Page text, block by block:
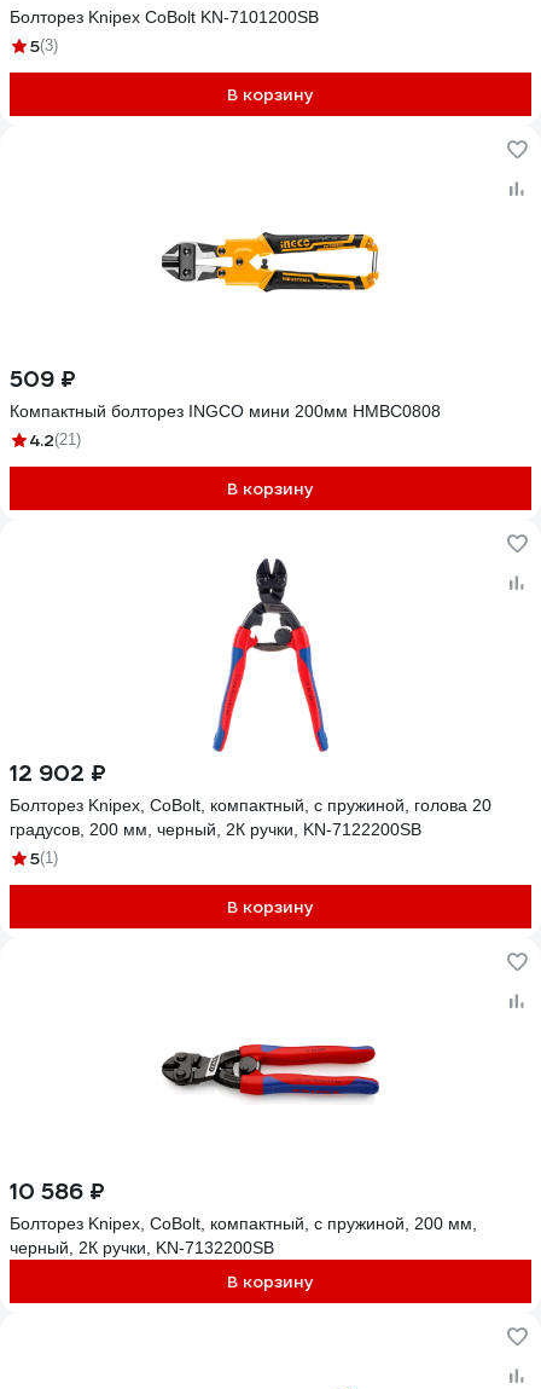
Болторез Knipex CoBolt KN-7101200SB
5(3)
В корзину
509 ₽
Компактный болторез INGCO мини 200мм HMBC0808
4.2(21)
В корзину
12 902 ₽
Болторез Knipex, CoBolt, компактный, с пружиной, голова 20
градусов, 200 мм, черный, 2К ручки, KN-7122200SB
5(1)
В корзину
10 586 ₽
Болторез Knipex, CoBolt, компактный, с пружиной, 200 мм,
черный, 2К ручки, KN-7132200SB
В корзину